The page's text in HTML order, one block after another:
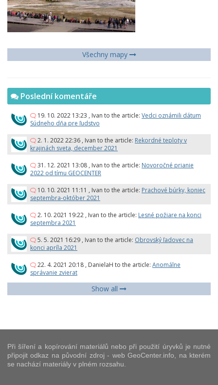
Všechny mapy
Poslední komentáře
19. 10. 2022 13:23 , Ivan to the article: Vedci oznámili dátum
Súdneho dňa pre ľudstvo
2. 1. 2022 22:36 , Ivan to the article: Rekordné teploty v
krajinách sveta, december 2021
31. 12. 2021 13:08 , Ivan to the article: Novoročné prianie
2022 od tímu GEOCENTER
10. 10. 2021 11:11 , Ivan to the article: Prachové búrky, koniec
septembra-október 2021
2. 10. 2021 19:22 , Ivan to the article: Lesné požiare na konci
septembra 2021
5. 5. 2021 16:29 , Ivan to the article: Obrovský ľadovec na
konci apríla 2021
22. 4. 2021 20:18 , DanielaH to the article: Anomálne
správanie zvierat
Show all
Při šíření a kopírování materiálů nebo při použití úryvků je nutné
připojit odkaz na původní zdroj - web GeoCenter.info, na kterém
se nachází materiály v plném rozsahu.